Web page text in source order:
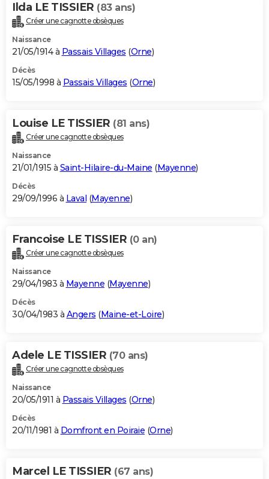
Ilda LE TISSIER (83 ans)
Créer une cagnotte obsèques
Naissance
21/05/1914 à Passais Villages (Orne)
Décès
15/05/1998 à Passais Villages (Orne)
Louise LE TISSIER (81 ans)
Créer une cagnotte obsèques
Naissance
21/01/1915 à Saint-Hilaire-du-Maine (Mayenne)
Décès
29/09/1996 à Laval (Mayenne)
Francoise LE TISSIER (0 an)
Créer une cagnotte obsèques
Naissance
29/04/1983 à Mayenne (Mayenne)
Décès
30/04/1983 à Angers (Maine-et-Loire)
Adele LE TISSIER (70 ans)
Créer une cagnotte obsèques
Naissance
20/05/1911 à Passais Villages (Orne)
Décès
20/11/1981 à Domfront en Poiraie (Orne)
Marcel LE TISSIER (67 ans)